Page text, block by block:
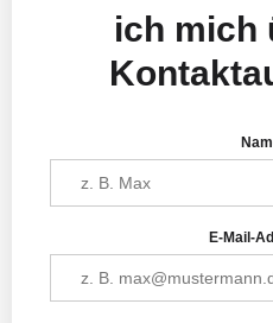
ich mich
E-Mail-